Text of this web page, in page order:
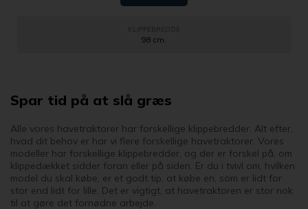
98 cm.
Spar tid på at slå græs
Alle vores havetraktorer har forskellige klippebredder. Alt efter,
hvad dit behov er har vi flere forskellige havetraktorer. Vores
modeller har forskellige klippebredder, og der er forskel på, om
klippedækket sidder foran eller på siden. Er du i tvivl om, hvilken
model du skal købe, er et godt tip, at købe en, som er lidt for
stor end lidt for lille. Det er vigtigt, at havetraktoren er stor nok
til at gøre det fornødne arbejde.